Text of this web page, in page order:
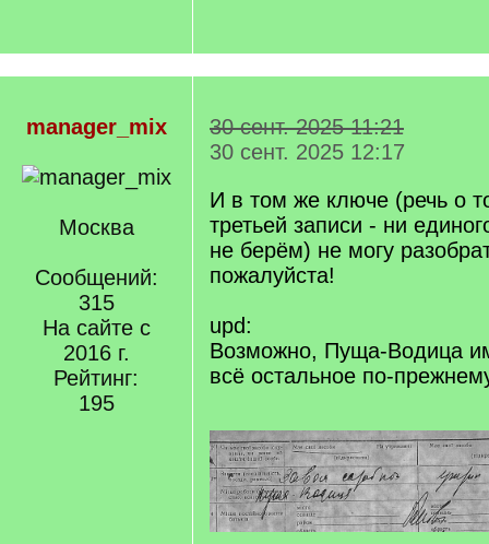
manager_mix
Москва
Сообщений:
315
На сайте с
2016 г.
Рейтинг:
195
30 сент. 2025 11:21
30 сент. 2025 12:17
И в том же ключе (речь о
третьей записи - ни
не берём) не могу
пожалуйста!
upd:
Возможно, Пуща-Водица
всё остальное по-